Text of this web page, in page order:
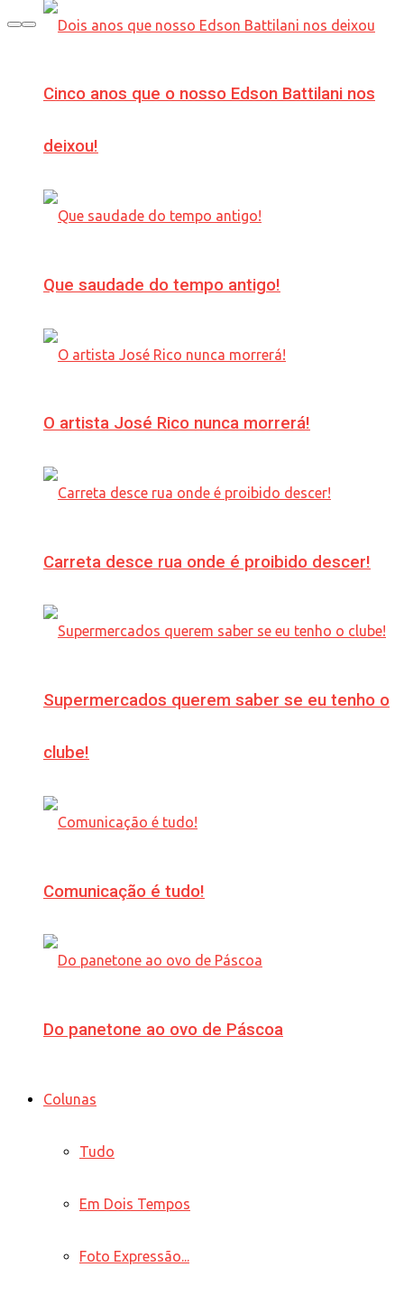
Cinco anos que o nosso Edson Battilani nos
deixou!
Que saudade do tempo antigo!
O artista José Rico nunca morrerá!
Carreta desce rua onde é proibido descer!
Supermercados querem saber se eu tenho o
clube!
Comunicação é tudo!
Do panetone ao ovo de Páscoa
Colunas
Tudo
Em Dois Tempos
Foto Expressão...